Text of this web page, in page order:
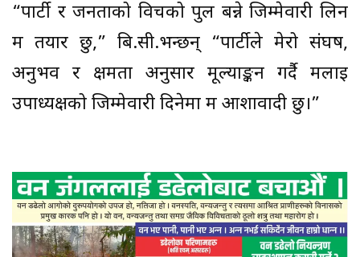
“पार्टी र जनताको विचको पुल बन्ने जिम्मेवारी लिन
म तयार छु,” बि.सी.भन्छन् “पार्टीले मेरो संघर्ष,
अनुभव र क्षमता अनुसार मूल्याङ्कन गर्दै मलाई
उपाध्यक्षको जिम्मेवारी दिनेमा म आशावादी छु।”